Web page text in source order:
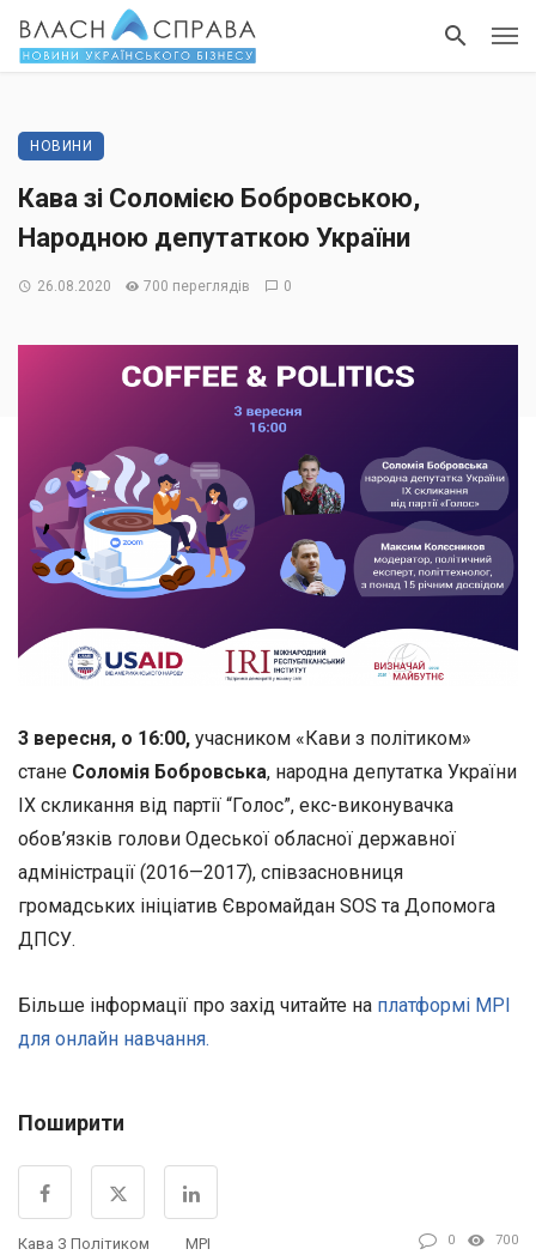
НОВИНИ
Кава зі Соломією Бобровською,
Народною депутаткою України
26.08.2020 700 переглядів 0
3 вересня, о 16:00, учасником «Кави з політиком»
стане Соломія Бобровська, народна депутатка України
IX скликання від партії “Голос”, екс-виконувачка
обов’язків голови Одеської обласної державної
адміністрації (2016—2017), співзасновниця
громадських ініціатив Євромайдан SOS та Допомога
ДПСУ.
Більше інформації про захід читайте на платформі МРІ
для онлайн навчання.
Поширити
Кава З Політиком МРІ 0 700